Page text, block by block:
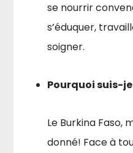
se nourrir
s’éduquer,
soigner.
Pourquoi suis-
Le Burkina Faso,
donné! Face à